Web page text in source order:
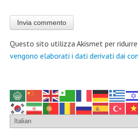
Questo sito utilizza Akismet per
vengono elaborati i dati derivati dai